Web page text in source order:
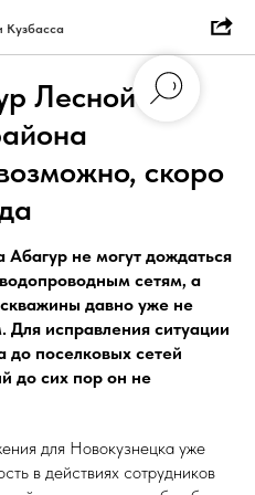
Кузбасса
Лесной
скоро
Абагур не могут дождаться
сетям, а
давно уже не
Для исправления ситуации
до поселковых сетей
до сих пор он не
для Новокузнецка уже
в действиях сотрудников